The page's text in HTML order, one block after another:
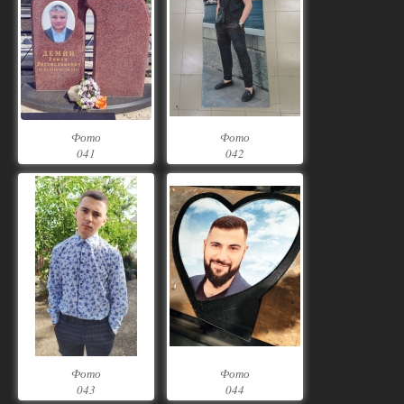
Фото
041
Фото
042
Фото
043
Фото
044